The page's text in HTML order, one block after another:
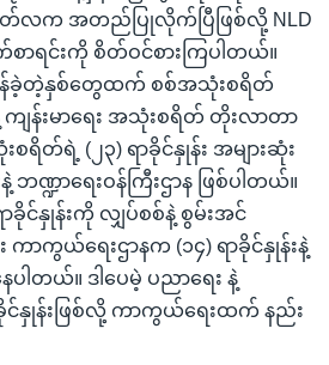
က အတည်ပြုလိုက်ပြီဖြစ်လို့ NLD
ာရင်းကို စိတ်ဝင်စားကြပါတယ်။
န်ခဲ့တဲ့နှစ်တွေထက် စစ်အသုံးစရိတ်
ကျန်းမာရေး အသုံးစရိတ် တိုးလာတာ
စရိတ်ရဲ့ (၂၃) ရာခိုင်နှုန်း အများဆုံး
ဏ္ဍာရေးဝန်ကြီးဌာန ဖြစ်ပါတယ်။
ခိုင်နှုန်းကို လျှပ်စစ်နဲ့ စွမ်းအင်
ကာကွယ်ရေးဌာနက (၁၄) ရာခိုင်နှုန်းနဲ့
ါတယ်။ ဒါပေမဲ့ ပညာရေး နဲ့
ခိုင်နှုန်းဖြစ်လို့ ကာကွယ်ရေးထက် နည်း